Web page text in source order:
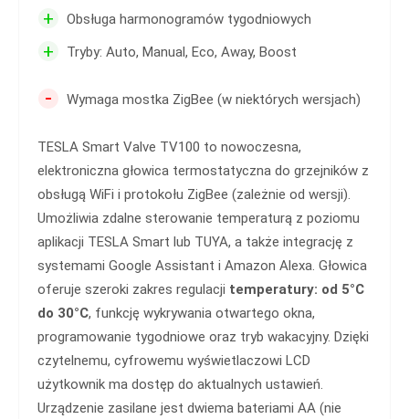
+ Obsługa harmonogramów tygodniowych
+ Tryby: Auto, Manual, Eco, Away, Boost
- Wymaga mostka ZigBee (w niektórych wersjach)
TESLA Smart Valve TV100 to nowoczesna,
elektroniczna głowica termostatyczna do grzejników z
obsługą WiFi i protokołu ZigBee (zależnie od wersji).
Umożliwia zdalne sterowanie temperaturą z poziomu
aplikacji TESLA Smart lub TUYA, a także integrację z
systemami Google Assistant i Amazon Alexa. Głowica
oferuje szeroki zakres regulacji temperatury: od 5°C
do 30°C, funkcję wykrywania otwartego okna,
programowanie tygodniowe oraz tryb wakacyjny. Dzięki
czytelnemu, cyfrowemu wyświetlaczowi LCD
użytkownik ma dostęp do aktualnych ustawień.
Urządzenie zasilane jest dwiema bateriami AA (nie